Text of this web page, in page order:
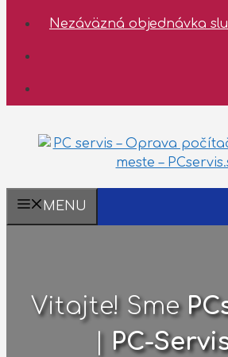
Nezáväzná objednávka
MENU
Vitajte! Sme
PC-